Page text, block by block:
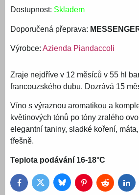
Dostupnost: Skladem
Výrobce: Azienda Piandaccoli
Zraje nejdříve v 12 měsíců v 55 hl
francouzského dubu. Dozrává 15
Víno s výraznou aromatikou a
květinových tónů po tóny zralého
elegantní taniny, sladké koření,
třešně.
Teplota podávání 16-18°C
FacebookTwitter BlueskyPinterestReddit